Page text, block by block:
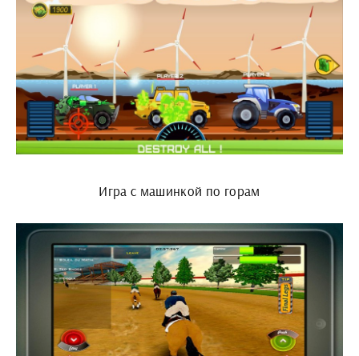
Игра с машинкой по горам